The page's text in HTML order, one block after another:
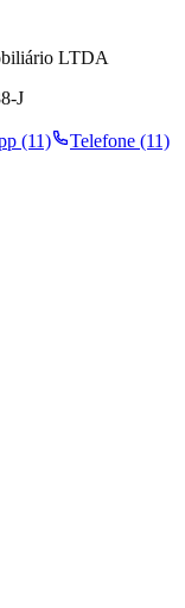
LTDA
J
(11)
Telefone (11)